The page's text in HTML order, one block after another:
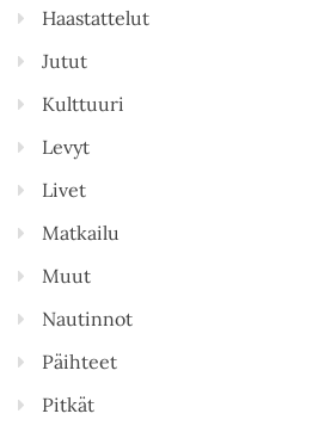
Haastattelut
Jutut
Kulttuuri
Levyt
Livet
Matkailu
Muut
Nautinnot
Päihteet
Pitkät